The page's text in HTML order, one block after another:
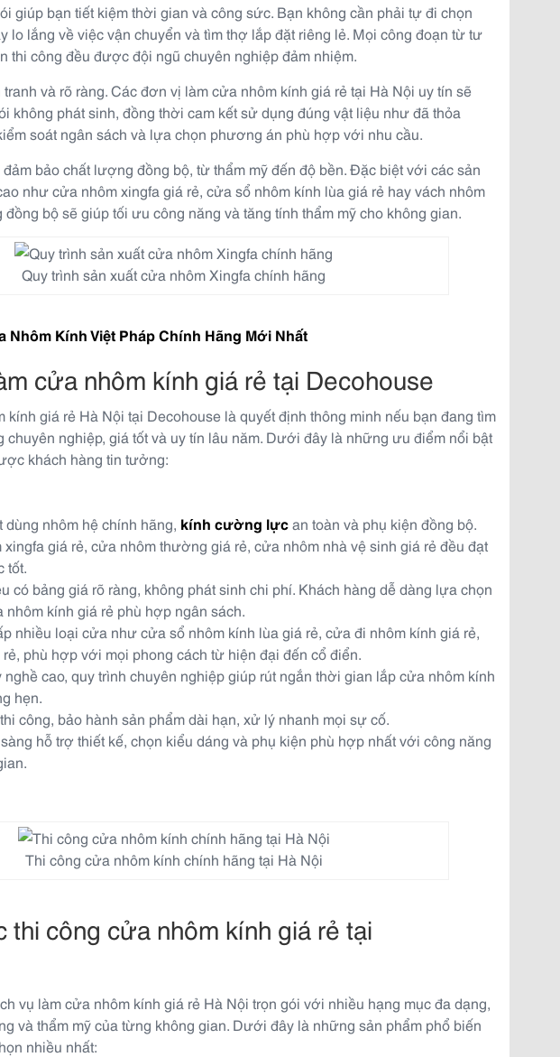
giúp bạn tiết kiệm thời gian và công sức. Bạn không cần phải tự đi chọn
lo lắng về việc vận chuyển và tìm thợ lắp đặt riêng lẻ. Mọi công đoạn từ tư
thi công đều được đội ngũ chuyên nghiệp đảm nhiệm.
và rõ ràng. Các đơn vị làm cửa nhôm kính giá rẻ tại Hà Nội uy tín sẽ
không phát sinh, đồng thời cam kết sử dụng đúng vật liệu như đã thỏa
soát ngân sách và lựa chọn phương án phù hợp với nhu cầu.
bảo chất lượng đồng bộ, từ thẩm mỹ đến độ bền. Đặc biệt với các sản
như cửa nhôm xingfa giá rẻ, cửa sổ nhôm kính lùa giá rẻ hay vách nhôm
bộ sẽ giúp tối ưu công năng và tăng tính thẩm mỹ cho không gian.
Quy trình sản xuất cửa nhôm Xingfa chính hãng
Nhôm Kính Việt Pháp Chính Hãng Mới Nhất
cửa nhôm kính giá rẻ tại Decohouse
kính giá rẻ Hà Nội tại Decohouse là quyết định thông minh nếu bạn đang tìm
chuyên nghiệp, giá tốt và uy tín lâu năm. Dưới đây là những ưu điểm nổi bật
khách hàng tin tưởng:
dùng nhôm hệ chính hãng, kính cường lựcan toàn và phụ kiện đồng bộ.
giá rẻ, cửa nhôm thường giá rẻ, cửa nhôm nhà vệ sinh giá rẻ đều đạt
tốt.
có bảng giá rõ ràng, không phát sinh chi phí. Khách hàng dễ dàng lựa chọn
kính giá rẻ phù hợp ngân sách.
nhiều loại cửa như cửa sổ nhôm kính lùa giá rẻ, cửa đi nhôm kính giá rẻ,
phù hợp với mọi phong cách từ hiện đại đến cổ điển.
cao, quy trình chuyên nghiệp giúp rút ngắn thời gian lắp cửa nhôm kính
hẹn.
công, bảo hành sản phẩm dài hạn, xử lý nhanh mọi sự cố.
hỗ trợ thiết kế, chọn kiểu dáng và phụ kiện phù hợp nhất với công năng
Thi công cửa nhôm kính chính hãng tại Hà Nội
thi công cửa nhôm kính giá rẻ tại
vụ làm cửa nhôm kính giá rẻ Hà Nội trọn gói với nhiều hạng mục đa dạng,
và thẩm mỹ của từng không gian. Dưới đây là những sản phẩm phổ biến
nhiều nhất: